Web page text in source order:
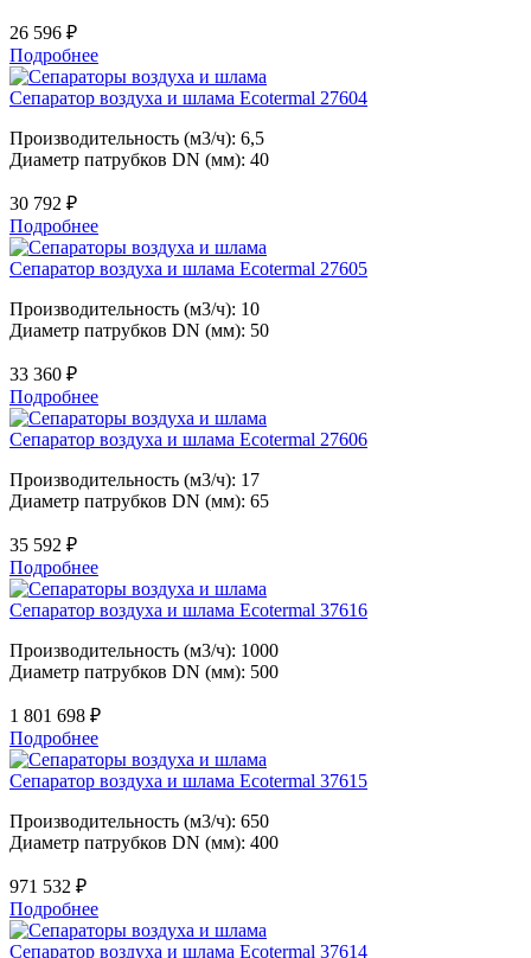
26 596 ₽
Подробнее
Сепаратор воздуха и шлама Ecotermal 27604
Производительность (м3/ч): 6,5
Диаметр патрубков DN (мм): 40
30 792 ₽
Подробнее
Сепаратор воздуха и шлама Ecotermal 27605
Производительность (м3/ч): 10
Диаметр патрубков DN (мм): 50
33 360 ₽
Подробнее
Сепаратор воздуха и шлама Ecotermal 27606
Производительность (м3/ч): 17
Диаметр патрубков DN (мм): 65
35 592 ₽
Подробнее
Сепаратор воздуха и шлама Ecotermal 37616
Производительность (м3/ч): 1000
Диаметр патрубков DN (мм): 500
1 801 698 ₽
Подробнее
Сепаратор воздуха и шлама Ecotermal 37615
Производительность (м3/ч): 650
Диаметр патрубков DN (мм): 400
971 532 ₽
Подробнее
Сепаратор воздуха и шлама Ecotermal 37614